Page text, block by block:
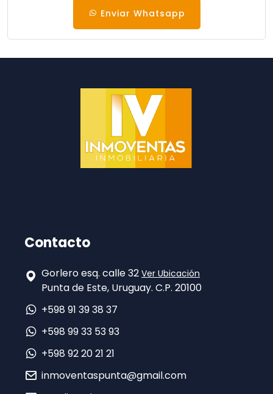
Enviar Whatsapp
Contacto
Gorlero esq. calle 32 Ver Ubicación
Punta de Este, Uruguay. C.P. 20100
+598 91 39 38 37
+598 99 33 53 93
+598 92 20 21 21
inmoventaspunta@gmail.com